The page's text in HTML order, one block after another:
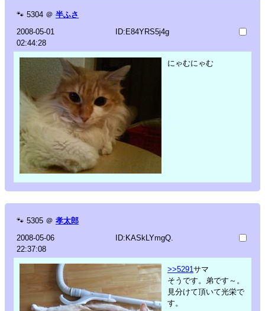
🐾 5304 ＠ 半ふさ
2008-05-01
02:44:28
ID:E84YRS5j4g
にゃむにゃむ
🐾 5305 ＠ 孝太郎
2008-05-06
22:37:08
ID:KASkLYmgQ.
>>5291サマ
そうです。弟です～。
見分けて頂いて光栄で
す。